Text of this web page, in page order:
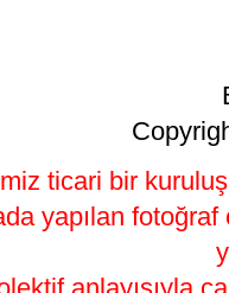
ticari bir kuruluş
yapılan fotoğraf